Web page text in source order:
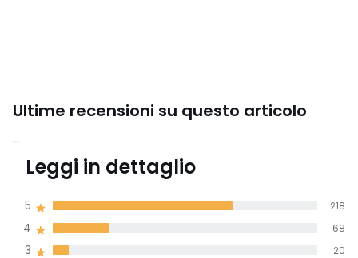
Ultime recensioni su questo articolo
4,5
di media tenendo
conto di tutti i
Leggi in dettaglio
3 20
4 68
5 218